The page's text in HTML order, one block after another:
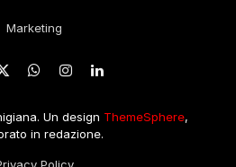
Marketing
X
WhatsApp
Instagram
LinkedIn
Un design ThemeSphere,
in redazione.